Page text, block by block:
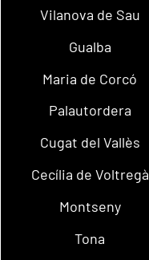
Vilanova de Sau
Gualba
Maria de Corcó
Palautordera
Cugat del Vallès
Cecília de Voltregà
Montseny
Tona